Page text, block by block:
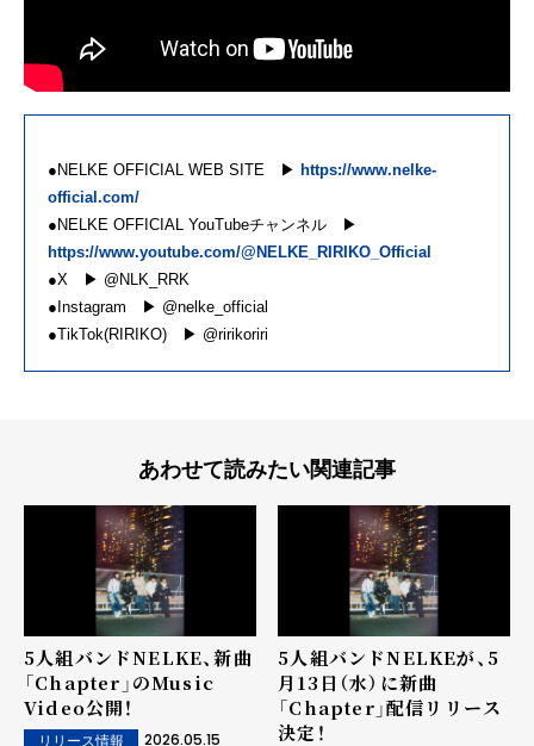
●NELKE OFFICIAL WEB SITE ▶ https://www.nelke-
official.com/
●NELKE OFFICIAL YouTubeチャンネル ▶
https://www.youtube.com/@NELKE_RIRIKO_Official
●X ▶ @NLK_RRK
●Instagram ▶ @nelke_official
●TikTok(RIRIKO) ▶ @ririkoriri
あわせて読みたい関連記事
5人組バンドNELKE、新曲
「Chapter」のMusic
Video公開！
リリース情報 2026.05.15
5人組バンドNELKEが、5
月13日（水）に新曲
「Chapter」配信リリース
決定！